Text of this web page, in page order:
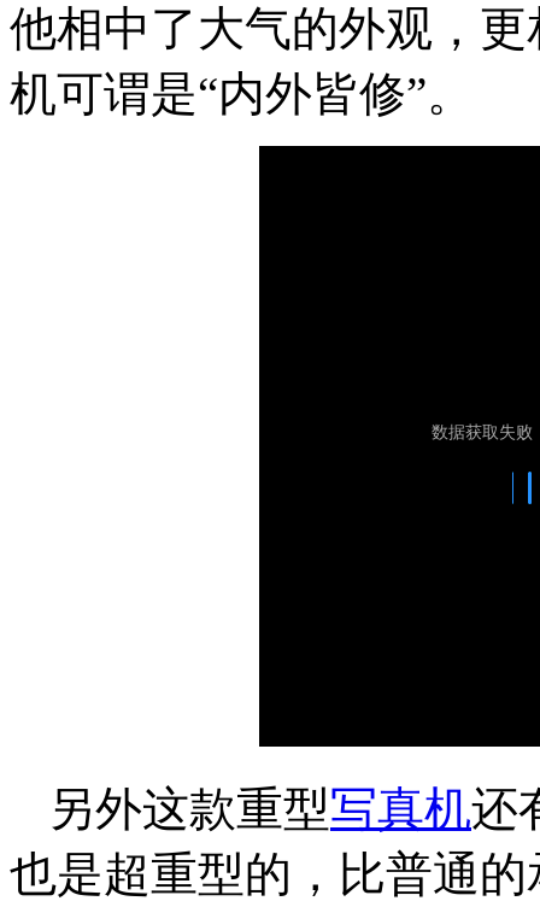
他相中了大气的外观，
机可谓是“内外皆修”。
另外这款重型写真机还
也是超重型的，比普通